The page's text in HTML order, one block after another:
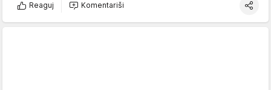
Reaguj Komentariši